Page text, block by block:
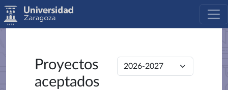
Proyectos
aceptados